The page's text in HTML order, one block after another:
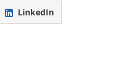
LinkedIn